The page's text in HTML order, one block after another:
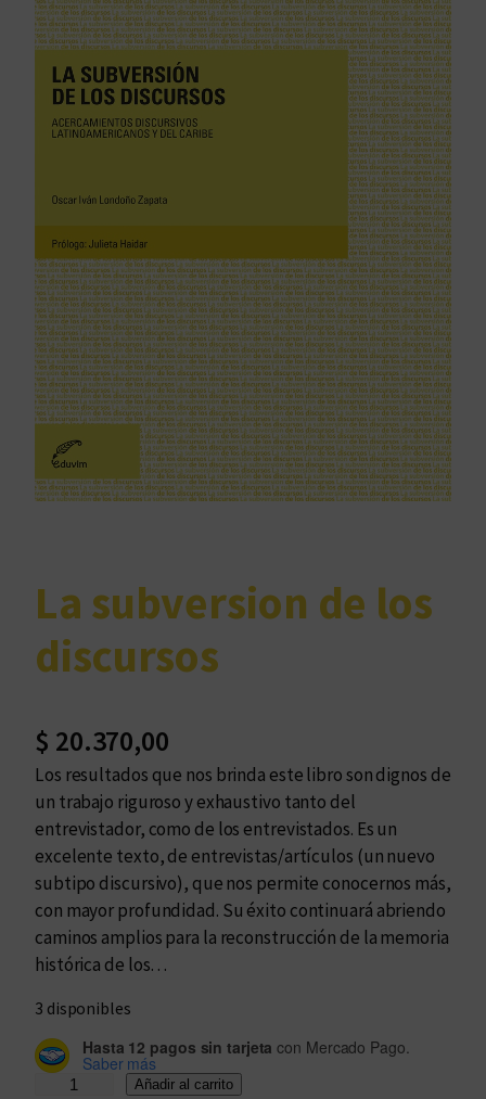
La subversion de los
discursos
$ 20.370,00
Los resultados que nos brinda este libro son dignos de
un trabajo riguroso y exhaustivo tanto del
entrevistador, como de los entrevistados. Es un
excelente texto, de entrevistas/artículos (un nuevo
subtipo discursivo), que nos permite conocernos más,
con mayor profundidad. Su éxito continuará abriendo
caminos amplios para la reconstrucción de la memoria
histórica de los…
3 disponibles
Hasta 12 pagos sin tarjeta con Mercado Pago.
Saber más
Añadir al carrito